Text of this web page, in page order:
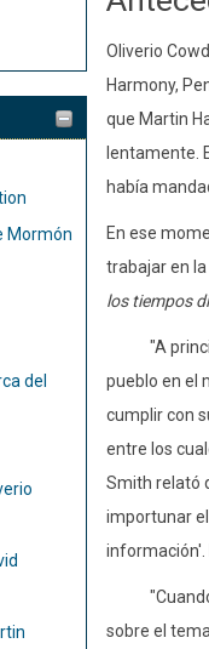
Mormón
del
Oliverio
Harmony,
que Martin
lentamente.
había
En ese
trabajar en
los tiempos
"A
pueblo en el
cumplir con
entre los
Smith relató
importunar
información'.
"Cuando
sobre el